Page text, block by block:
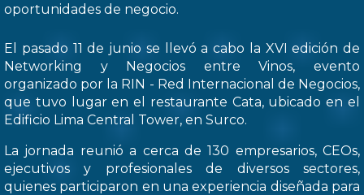
oportunidades de negocio.
El pasado 11 de junio se llevó a cabo la XVI edición de
Networking y Negocios entre Vinos, evento
organizado por la RIN - Red Internacional de Negocios,
que tuvo lugar en el restaurante Cata, ubicado en el
Edificio Lima Central Tower, en Surco.
La jornada reunió a cerca de 130 empresarios, CEOs,
ejecutivos y profesionales de diversos sectores,
quienes participaron en una experiencia diseñada para